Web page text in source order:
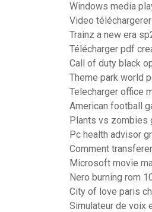
Windows media
Video
Trainz a new era
Télécharger pdf
Call of duty black
Theme park world
Telecharger office
American football
Plants vs zombies
Pc health advisor
Comment
Microsoft movie
Nero burning rom
City of love paris
Simulateur de voix